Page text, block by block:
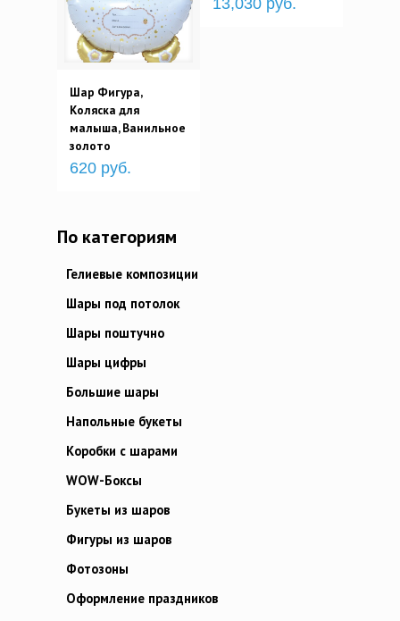
Шар Фигура,
Коляска для
малыша, Ванильное
золото
620 руб.
13,030 руб.
По категориям
Гелиевые композиции
Шары под потолок
Шары поштучно
Шары цифры
Большие шары
Напольные букеты
Коробки с шарами
WOW-Боксы
Букеты из шаров
Фигуры из шаров
Фотозоны
Оформление праздников